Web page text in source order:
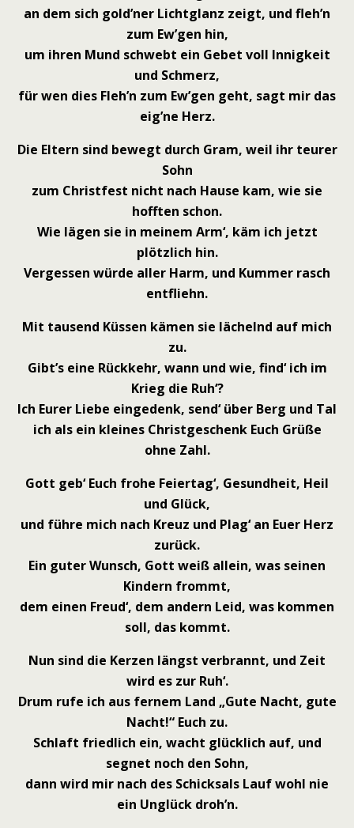
an dem sich gold’ner Lichtglanz zeigt, und fleh’n
zum Ew’gen hin,
um ihren Mund schwebt ein Gebet voll Innigkeit
und Schmerz,
für wen dies Fleh’n zum Ew’gen geht, sagt mir das
eig’ne Herz.
Die Eltern sind bewegt durch Gram, weil ihr teurer
Sohn
zum Christfest nicht nach Hause kam, wie sie
hofften schon.
Wie lägen sie in meinem Arm‘, käm ich jetzt
plötzlich hin.
Vergessen würde aller Harm, und Kummer rasch
entfliehn.
Mit tausend Küssen kämen sie lächelnd auf mich
zu.
Gibt’s eine Rückkehr, wann und wie, find‘ ich im
Krieg die Ruh‘?
Ich Eurer Liebe eingedenk, send‘ über Berg und Tal
ich als ein kleines Christgeschenk Euch Grüße
ohne Zahl.
Gott geb‘ Euch frohe Feiertag‘, Gesundheit, Heil
und Glück,
und führe mich nach Kreuz und Plag‘ an Euer Herz
zurück.
Ein guter Wunsch, Gott weiß allein, was seinen
Kindern frommt,
dem einen Freud‘, dem andern Leid, was kommen
soll, das kommt.
Nun sind die Kerzen längst verbrannt, und Zeit
wird es zur Ruh‘.
Drum rufe ich aus fernem Land „Gute Nacht, gute
Nacht!“ Euch zu.
Schlaft friedlich ein, wacht glücklich auf, und
segnet noch den Sohn,
dann wird mir nach des Schicksals Lauf wohl nie
ein Unglück droh’n.